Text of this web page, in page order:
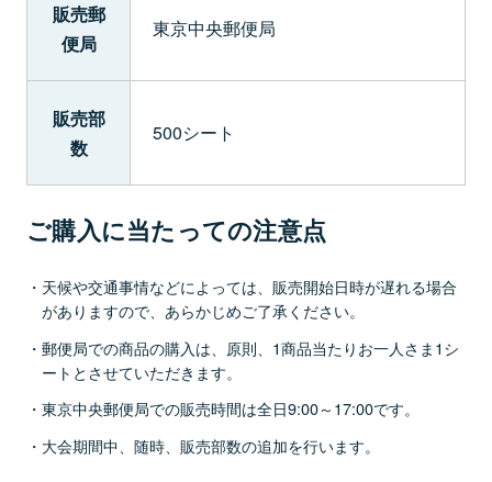
販売郵
便局
東京中央郵便局
販売部
数
500シート
ご購入に当たっての注意点
天候や交通事情などによっては、販売開始日時が遅れる場合
がありますので、あらかじめご了承ください。
郵便局での商品の購入は、原則、1商品当たりお一人さま1シ
ートとさせていただきます。
東京中央郵便局での販売時間は全日9:00～17:00です。
大会期間中、随時、販売部数の追加を行います。